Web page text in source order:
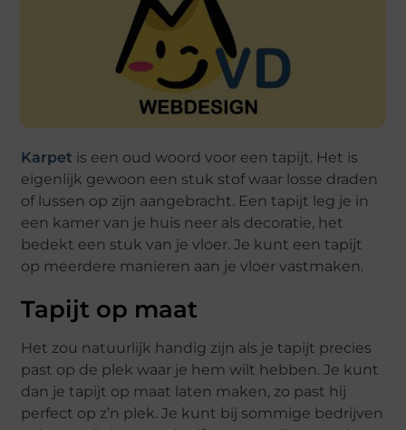
Karpet is een oud woord voor een tapijt. Het is
eigenlijk gewoon een stuk stof waar losse draden
of lussen op zijn aangebracht. Een tapijt leg je in
een kamer van je huis neer als decoratie, het
bedekt een stuk van je vloer. Je kunt een tapijt
op meerdere manieren aan je vloer vastmaken.
Tapijt op maat
Het zou natuurlijk handig zijn als je tapijt precies
past op de plek waar je hem wilt hebben. Je kunt
dan je tapijt op maat laten maken, zo past hij
perfect op z’n plek. Je kunt bij sommige bedrijven